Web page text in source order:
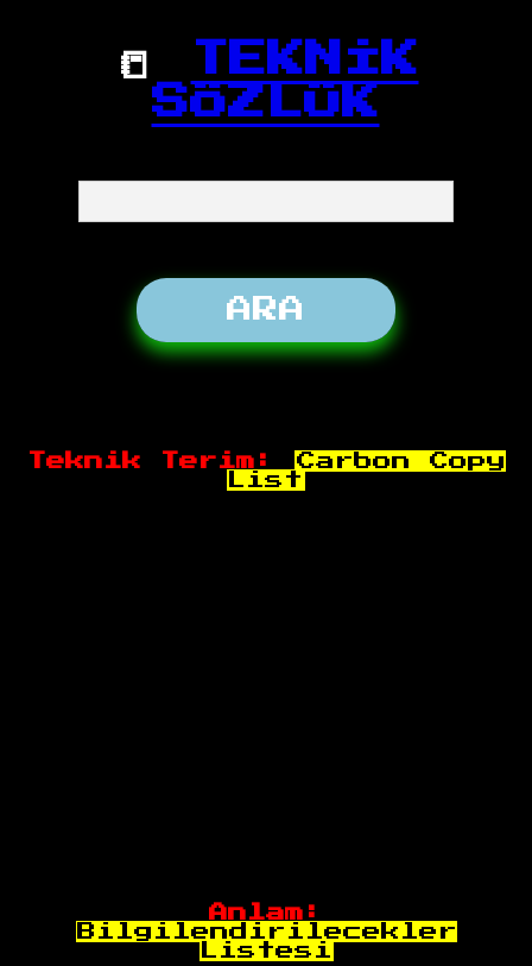
📒
TEKNİK
SÖZLÜK
Teknik Terim:
Carbon Copy
List
Anlam:
Bilgilendirilecekler
Listesi